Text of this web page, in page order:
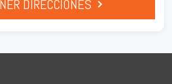
DIRECCIONES